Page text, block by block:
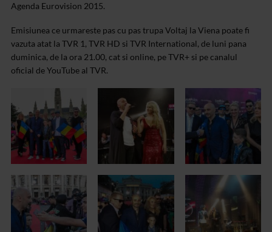
Agenda Eurovision 2015.
Emisiunea ce urmareste pas cu pas trupa Voltaj la Viena poate fi
vazuta atat la TVR 1, TVR HD si TVR International, de luni pana
duminica, de la ora 21.00, cat si online, pe TVR+ si pe canalul
oficial de YouTube al TVR.